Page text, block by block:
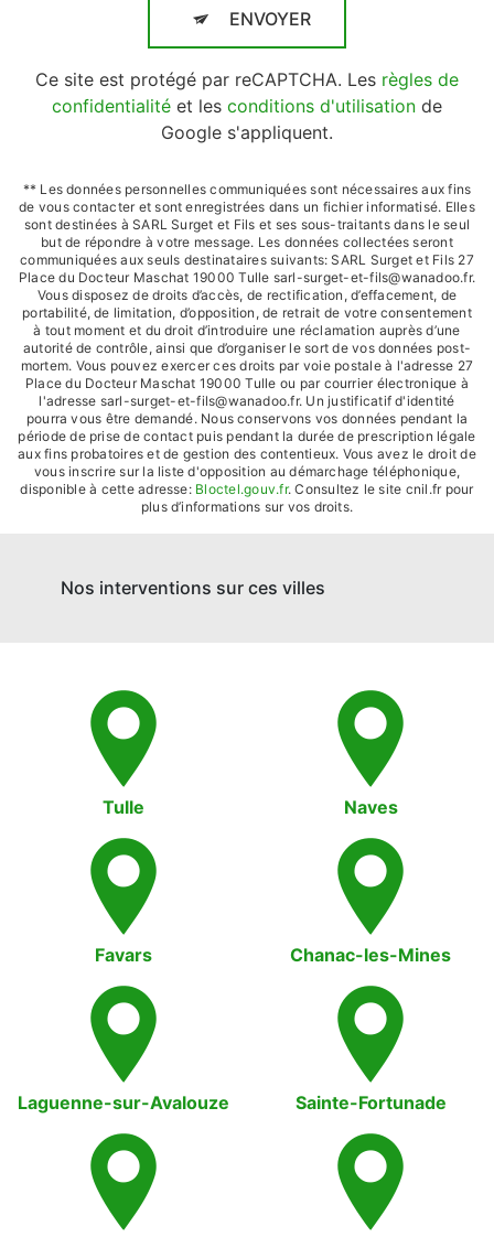
ENVOYER
Ce site est protégé par reCAPTCHA. Les règles de
confidentialité et les conditions d'utilisation de
Google s'appliquent.
** Les données personnelles communiquées sont nécessaires aux fins
de vous contacter et sont enregistrées dans un fichier informatisé. Elles
sont destinées à SARL Surget et Fils et ses sous-traitants dans le seul
but de répondre à votre message. Les données collectées seront
communiquées aux seuls destinataires suivants: SARL Surget et Fils 27
Place du Docteur Maschat 19000 Tulle sarl-surget-et-fils@wanadoo.fr.
Vous disposez de droits d’accès, de rectification, d’effacement, de
portabilité, de limitation, d’opposition, de retrait de votre consentement
à tout moment et du droit d’introduire une réclamation auprès d’une
autorité de contrôle, ainsi que d’organiser le sort de vos données post-
mortem. Vous pouvez exercer ces droits par voie postale à l'adresse 27
Place du Docteur Maschat 19000 Tulle ou par courrier électronique à
l'adresse sarl-surget-et-fils@wanadoo.fr. Un justificatif d'identité
pourra vous être demandé. Nous conservons vos données pendant la
période de prise de contact puis pendant la durée de prescription légale
aux fins probatoires et de gestion des contentieux. Vous avez le droit de
vous inscrire sur la liste d'opposition au démarchage téléphonique,
disponible à cette adresse: Bloctel.gouv.fr. Consultez le site cnil.fr pour
plus d’informations sur vos droits.
Nos interventions sur ces villes
Tulle Naves
Favars Chanac-les-Mines
Laguenne-sur-Avalouze Sainte-Fortunade